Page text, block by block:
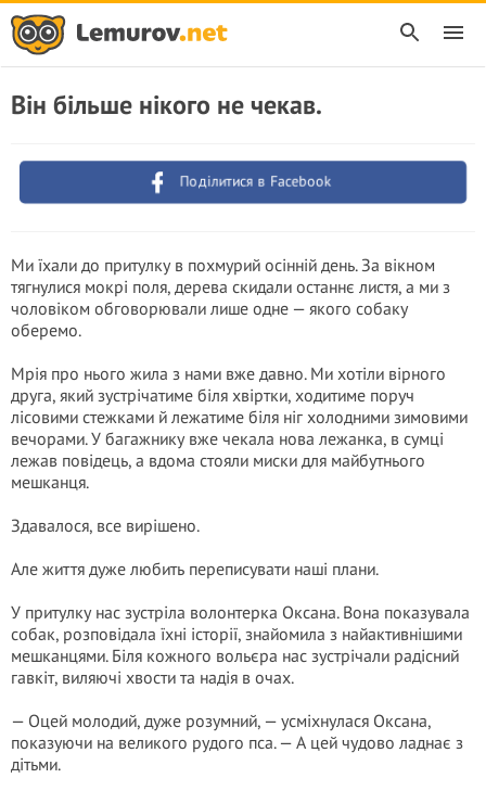
Він більше нікого не чекав.
Поділитися в Facebook
Ми їхали до притулку в похмурий осінній день. За вікном
тягнулися мокрі поля, дерева скидали останнє листя, а ми з
чоловіком обговорювали лише одне — якого собаку
оберемо.
Мрія про нього жила з нами вже давно. Ми хотіли вірного
друга, який зустрічатиме біля хвіртки, ходитиме поруч
лісовими стежками й лежатиме біля ніг холодними зимовими
вечорами. У багажнику вже чекала нова лежанка, в сумці
лежав повідець, а вдома стояли миски для майбутнього
мешканця.
Здавалося, все вирішено.
Але життя дуже любить переписувати наші плани.
У притулку нас зустріла волонтерка Оксана. Вона показувала
собак, розповідала їхні історії, знайомила з найактивнішими
мешканцями. Біля кожного вольєра нас зустрічали радісний
гавкіт, виляючі хвости та надія в очах.
— Оцей молодий, дуже розумний, — усміхнулася Оксана,
показуючи на великого рудого пса. — А цей чудово ладнає з
дітьми.